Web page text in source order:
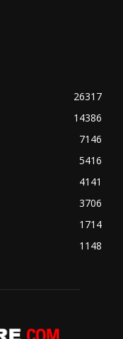
26317
14386
7146
5416
4141
3706
1714
1148